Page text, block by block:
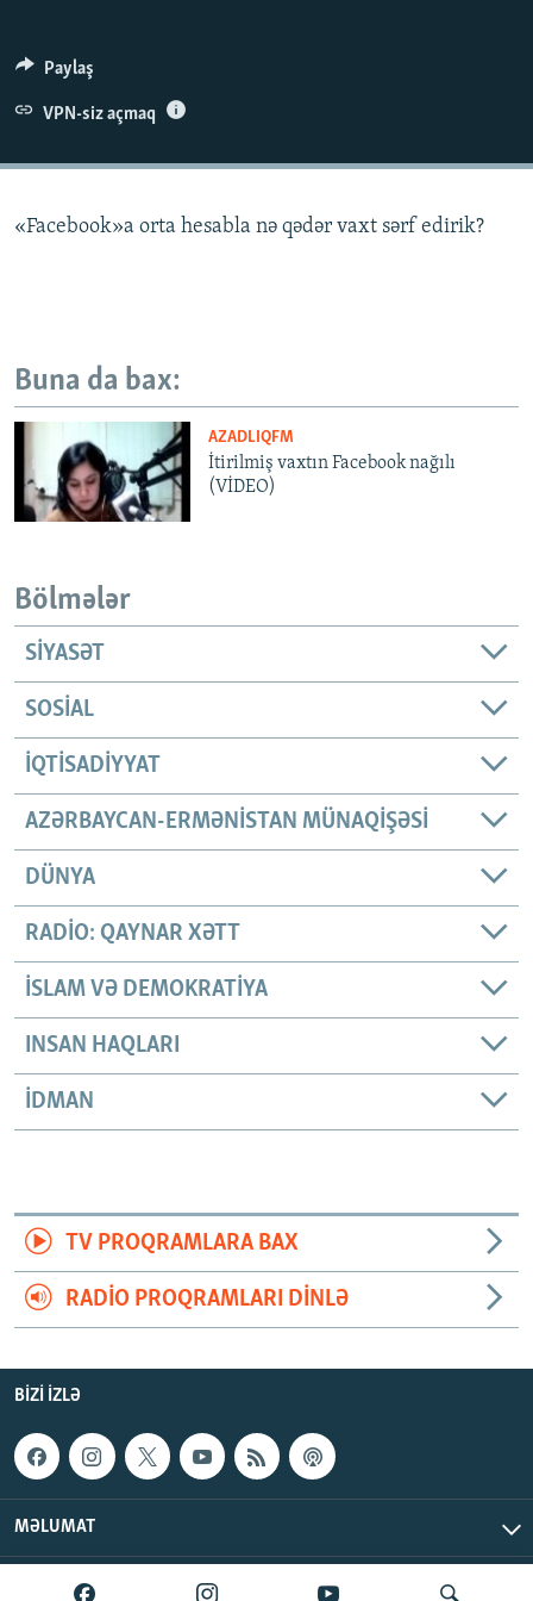
KARIKATURA
İSLAM VƏ DEMOKRATIYA
İZ - MƏDƏNIYYƏT PROQRAMI
PEŞƏ ETIKASI VƏ JURNALISTIKA STANDARTLARIMIZ
MATERIALLARIMIZDAN ISTIFADƏ
XƏBƏR BÜLLETENLƏRIMIZ
Paylaş
VPN-siz açmaq
«Facebook»a orta hesabla nə qədər vaxt sərf edirik?
Buna da bax:
AZADLIQFM
İtirilmiş vaxtın Facebook nağılı
(VİDEO)
Bölmələr
SIYASƏT
SOSIAL
İQTISADIYYAT
AZƏRBAYCAN-ERMƏNISTAN MÜNAQIŞƏSI
DÜNYA
RADIO: QAYNAR XƏTT
İSLAM VƏ DEMOKRATIYA
INSAN HAQLARI
İDMAN
TV PROQRAMLARA BAX
RADIO PROQRAMLARI DINLƏ
BIZI IZLƏ
MƏLUMAT
AzadlıqRadiosu © 2026 Inc. | Bütün hüquqlar qorunur